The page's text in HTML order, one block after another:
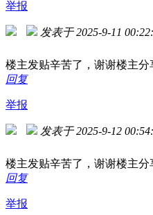
举报
发表于 2025-9-11
楼主发贴辛苦了，谢谢楼主分
回复
举报
发表于 2025-9-12
楼主发贴辛苦了，谢谢楼主分
回复
举报